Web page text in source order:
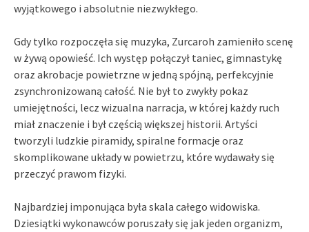
wyjątkowego i absolutnie niezwykłego.
Gdy tylko rozpoczęła się muzyka, Zurcaroh zamieniło scenę
w żywą opowieść. Ich występ połączył taniec, gimnastykę
oraz akrobacje powietrzne w jedną spójną, perfekcyjnie
zsynchronizowaną całość. Nie był to zwykły pokaz
umiejętności, lecz wizualna narracja, w której każdy ruch
miał znaczenie i był częścią większej historii. Artyści
tworzyli ludzkie piramidy, spiralne formacje oraz
skomplikowane układy w powietrzu, które wydawały się
przeczyć prawom fizyki.
Najbardziej imponująca była skala całego widowiska.
Dziesiątki wykonawców poruszały się jak jeden organizm,